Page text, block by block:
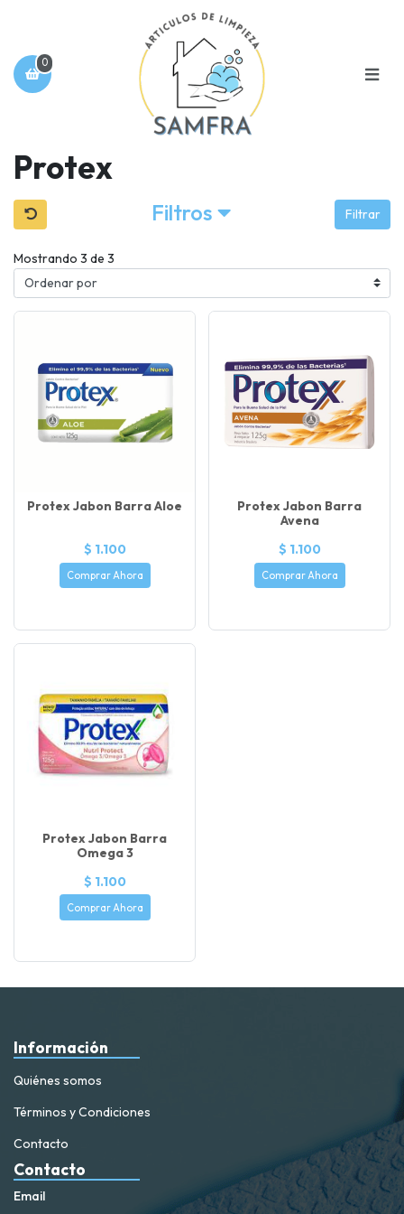
0
Protex
Filtros Filtrar
Mostrando 3 de 3
Protex Jabon Barra Aloe
$ 1.100
Comprar Ahora
Protex Jabon Barra
Avena
$ 1.100
Comprar Ahora
Protex Jabon Barra
Omega 3
$ 1.100
Comprar Ahora
Información
Quiénes somos
Términos y Condiciones
Contacto
Contacto
Email